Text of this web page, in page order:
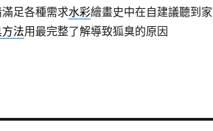
足各種需求水彩繪畫史中在自建議聽到家
法用最完整了解導致狐臭的原因